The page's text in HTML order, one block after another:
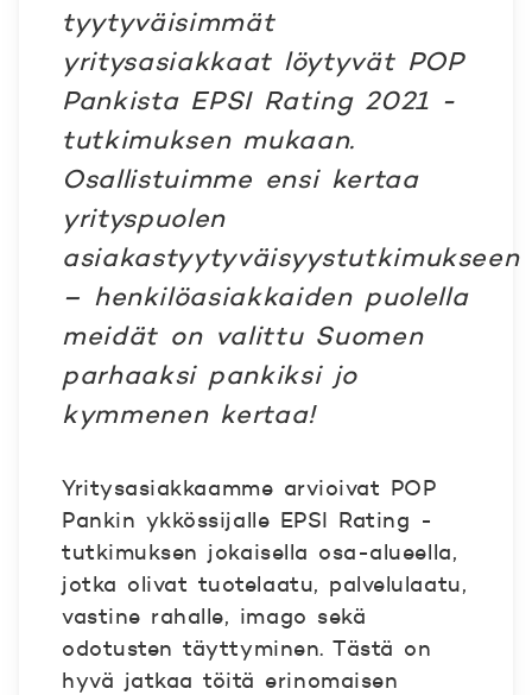
tyytyväisimmät
yritysasiakkaat löytyvät POP
Pankista EPSI Rating 2021 -
tutkimuksen mukaan.
Osallistuimme ensi kertaa
yrityspuolen
asiakastyytyväisyystutkimukseen
– henkilöasiakkaiden puolella
meidät on valittu Suomen
parhaaksi pankiksi jo
kymmenen kertaa!
Yritysasiakkaamme arvioivat POP
Pankin ykkössijalle EPSI Rating -
tutkimuksen jokaisella osa-alueella,
jotka olivat tuotelaatu, palvelulaatu,
vastine rahalle, imago sekä
odotusten täyttyminen. Tästä on
hyvä jatkaa töitä erinomaisen